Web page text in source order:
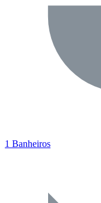
1 Banheiros